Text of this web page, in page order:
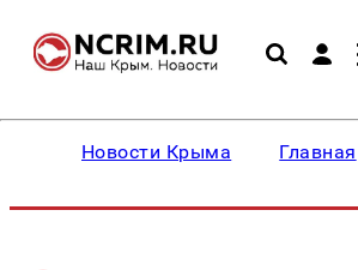
Новости Крыма Главная